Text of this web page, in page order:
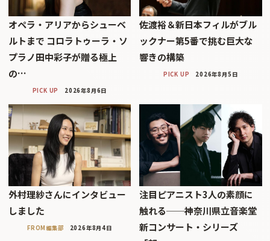
オペラ・アリアからシューベ
ルトまで コロラトゥーラ・ソ
プラノ田中彩子が贈る極上
の…
PICK UP 2026年8月6日
佐渡裕＆新日本フィルがブル
ックナー第5番で挑む巨大な
響きの構築
PICK UP 2026年8月5日
外村理紗さんにインタビュー
しました
FROM編集部 2026年8月4日
注目ピアニスト3人の素顔に
触れる──神奈川県立音楽堂
新コンサート・シリーズ